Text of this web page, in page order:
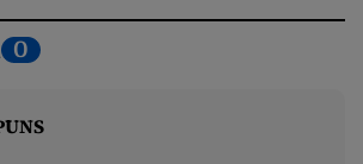
0